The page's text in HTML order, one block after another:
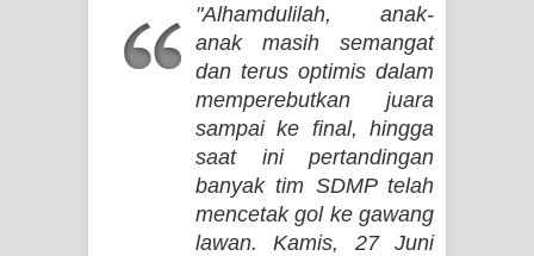
"Alhamdulilah, anak-
anak masih semangat
dan terus optimis dalam
memperebutkan juara
sampai ke final, hingga
saat ini pertandingan
banyak tim SDMP telah
mencetak gol ke gawang
lawan. Kamis, 27 Juni